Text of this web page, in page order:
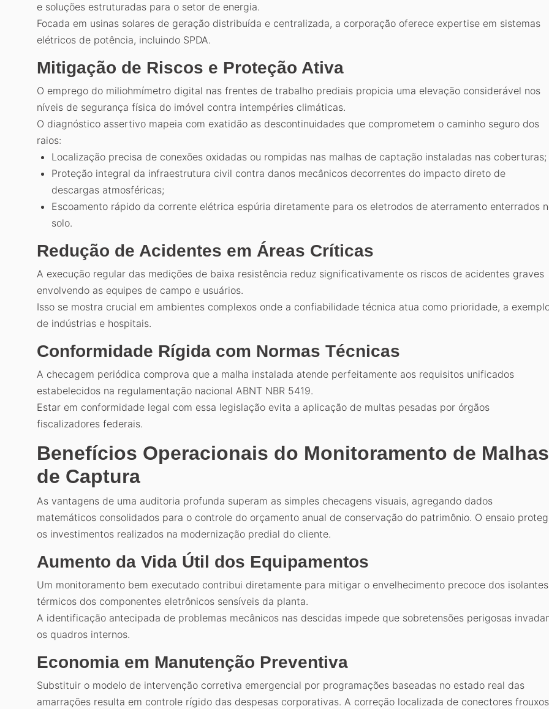
e soluções estruturadas para o setor de energia.
Focada em usinas solares de geração distribuída e centralizada, a corporação oferece expertise em sistemas
elétricos de potência, incluindo SPDA.
Mitigação de Riscos e Proteção Ativa
O emprego do miliohmímetro digital nas frentes de trabalho prediais propicia uma elevação considerável nos
níveis de segurança física do imóvel contra intempéries climáticas.
O diagnóstico assertivo mapeia com exatidão as descontinuidades que comprometem o caminho seguro dos
raios:
Localização precisa de conexões oxidadas ou rompidas nas malhas de captação instaladas nas coberturas;
Proteção integral da infraestrutura civil contra danos mecânicos decorrentes do impacto direto de
descargas atmosféricas;
Escoamento rápido da corrente elétrica espúria diretamente para os eletrodos de aterramento enterrados
solo.
Redução de Acidentes em Áreas Críticas
A execução regular das medições de baixa resistência reduz significativamente os riscos de acidentes graves
envolvendo as equipes de campo e usuários.
Isso se mostra crucial em ambientes complexos onde a confiabilidade técnica atua como prioridade, a
de indústrias e hospitais.
Conformidade Rígida com Normas Técnicas
A checagem periódica comprova que a malha instalada atende perfeitamente aos requisitos unificados
estabelecidos na regulamentação nacional ABNT NBR 5419.
Estar em conformidade legal com essa legislação evita a aplicação de multas pesadas por órgãos
fiscalizadores federais.
Benefícios Operacionais do Monitoramento de Malhas
de Captura
As vantagens de uma auditoria profunda superam as simples checagens visuais, agregando dados
matemáticos consolidados para o controle do orçamento anual de conservação do patrimônio. O ensaio
os investimentos realizados na modernização predial do cliente.
Aumento da Vida Útil dos Equipamentos
Um monitoramento bem executado contribui diretamente para mitigar o envelhecimento precoce dos isolantes
térmicos dos componentes eletrônicos sensíveis da planta.
A identificação antecipada de problemas mecânicos nas descidas impede que sobretensões perigosas
os quadros internos.
Economia em Manutenção Preventiva
Substituir o modelo de intervenção corretiva emergencial por programações baseadas no estado real das
amarrações resulta em controle rígido das despesas corporativas. A correção localizada de conectores frouxos